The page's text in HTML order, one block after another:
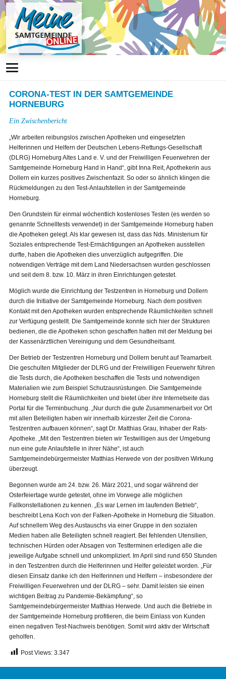
CORONA-TEST IN DER SAMTGEMEINDE
HORNEBURG
Ein Zwischenbericht
„Wir arbeiten reibungslos zwischen Apotheken und eingesetzten
Helferinnen und Helfern der Deutschen Lebens-Rettungs-Gesellschaft
(DLRG) Horneburg Altes Land e. V. und der Freiwilligen Feuerwehren der
Samtgemeinde Horneburg Hand in Hand“, gibt Inna Reit, Apothekerin aus
Dollern ein kurzes positives Zwischenfazit. So oder so ähnlich klingen die
Rückmeldungen zu den Test-Anlaufstellen in der Samtgemeinde
Horneburg.
Den Grundstein für einmal wöchentlich kostenloses Testen (es werden so
genannte Schnelltests verwendet) in der Samtgemeinde Horneburg haben
die Apotheken gelegt. Als klar gewesen ist, dass das Nds. Ministerium für
Soziales entsprechende Test-Ermächtigungen an Apotheken ausstellen
durfte, haben die Apotheken dies unverzüglich aufgegriffen. Die
notwendigen Verträge mit dem Land Niedersachsen wurden geschlossen
und seit dem 8. bzw. 10. März in ihren Einrichtungen getestet.
Möglich wurde die Einrichtung der Testzentren in Horneburg und Dollern
durch die Initiative der Samtgemeinde Horneburg. Nach dem positiven
Kontakt mit den Apotheken wurden entsprechende Räumlichkeiten schnell
zur Verfügung gestellt. Die Samtgemeinde konnte sich hier der Strukturen
bedienen, die die Apotheken schon geschaffen hatten mit der Meldung bei
der Kassenärztlichen Vereinigung und dem Gesundheitsamt.
Der Betrieb der Testzentren Horneburg und Dollern beruht auf Teamarbeit.
Die geschulten Mitglieder der DLRG und der Freiwilligen Feuerwehr führen
die Tests durch, die Apotheken beschaffen die Tests und notwendigen
Materialien wie zum Beispiel Schutzausrüstungen. Die Samtgemeinde
Horneburg stellt die Räumlichkeiten und bietet über ihre Internetseite das
Portal für die Terminbuchung. „Nur durch die gute Zusammenarbeit vor Ort
mit allen Beteiligten haben wir innerhalb kürzester Zeit die Corona-
Testzentren aufbauen können“, sagt Dr. Matthias Grau, Inhaber der Rats-
Apotheke. „Mit den Testzentren bieten wir Testwilligen aus der Umgebung
nun eine gute Anlaufstelle in ihrer Nähe“, ist auch
Samtgemeindebürgermeister Matthias Herwede von der positiven Wirkung
überzeugt.
Begonnen wurde am 24. bzw. 26. März 2021, und sogar während der
Osterfeiertage wurde getestet, ohne im Vorwege alle möglichen
Fallkonstellationen zu kennen. „Es war Lernen im laufenden Betrieb“,
beschreibt Lena Koch von der Falken-Apotheke in Horneburg die Situation.
Auf schnellem Weg des Austauschs via einer Gruppe in den sozialen
Medien haben alle Beteiligten schnell reagiert. Bei fehlenden Utensilien,
technischen Hürden oder Absagen von Testterminen erledigen alle die
jeweilige Aufgabe schnell und unkompliziert. Im April sind rund 650 Stunden
in den Testzentren durch die Helferinnen und Helfer geleistet worden. „Für
diesen Einsatz danke ich den Helferinnen und Helfern – insbesondere der
Freiwilligen Feuerwehren und der DLRG – sehr. Damit leisten sie einen
wichtigen Beitrag zu Pandemie-Bekämpfung“, so
Samtgemeindebürgermeister Matthias Herwede. Und auch die Betriebe in
der Samtgemeinde Horneburg profitieren, die beim Einlass von Kunden
einen negativen Test-Nachweis benötigen. Somit wird aktiv der Wirtschaft
geholfen.
Post Views: 3.347